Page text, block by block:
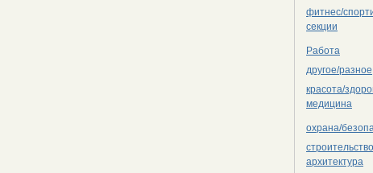
фитнес/
секции
Работа
другое/разное
красота/
медицина
охрана/
архитектура